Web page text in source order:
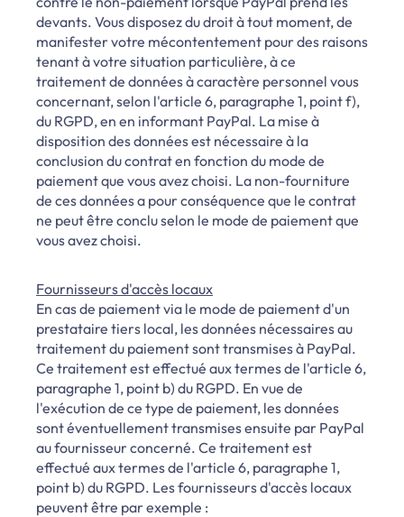
devants. Vous disposez du droit à tout moment, de
manifester votre mécontentement pour des raisons
tenant à votre situation particulière, à ce
traitement de données à caractère personnel vous
concernant, selon l'article 6, paragraphe 1, point f),
du RGPD, en en informant PayPal. La mise à
disposition des données est nécessaire à la
conclusion du contrat en fonction du mode de
paiement que vous avez choisi. La non-fourniture
de ces données a pour conséquence que le contrat
ne peut être conclu selon le mode de paiement que
vous avez choisi.
Fournisseurs d'accès locaux
En cas de paiement via le mode de paiement d'un
prestataire tiers local, les données nécessaires au
traitement du paiement sont transmises à PayPal.
Ce traitement est effectué aux termes de l'article 6,
paragraphe 1, point b) du RGPD. En vue de
l'exécution de ce type de paiement, les données
sont éventuellement transmises ensuite par PayPal
au fournisseur concerné. Ce traitement est
effectué aux termes de l'article 6, paragraphe 1,
point b) du RGPD. Les fournisseurs d'accès locaux
peuvent être par exemple :